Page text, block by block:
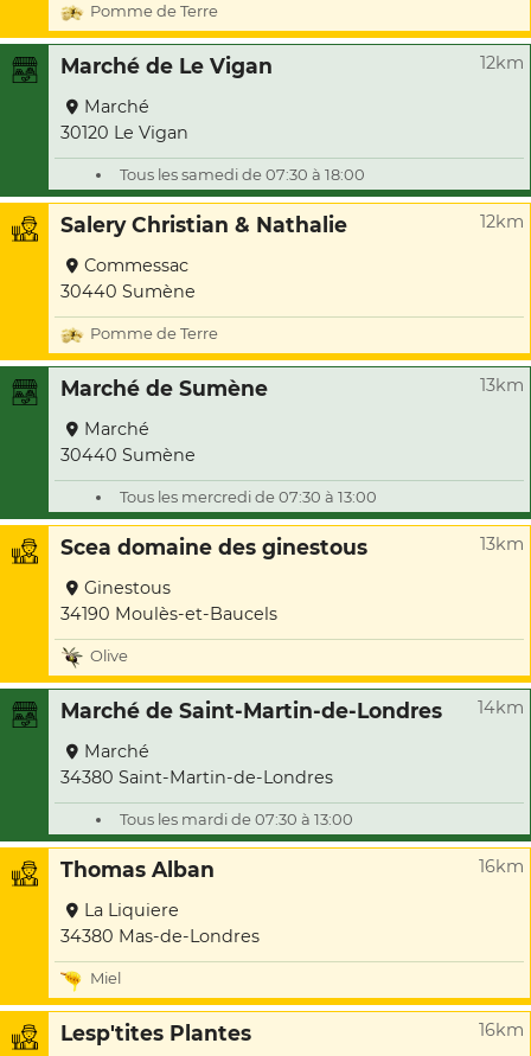
Pomme de Terre
Marché de Le Vigan 12km
Marché
30120 Le Vigan
Tous les samedi de 07:30 à 18:00
Salery Christian & Nathalie 12km
Commessac
30440 Sumène
Pomme de Terre
Marché de Sumène 13km
Marché
30440 Sumène
Tous les mercredi de 07:30 à 13:00
Scea domaine des ginestous 13km
Ginestous
34190 Moulès-et-Baucels
Olive
Marché de Saint-Martin-de-Londres 14km
Marché
34380 Saint-Martin-de-Londres
Tous les mardi de 07:30 à 13:00
Thomas Alban 16km
La Liquiere
34380 Mas-de-Londres
Miel
Lesp'tites Plantes 16km